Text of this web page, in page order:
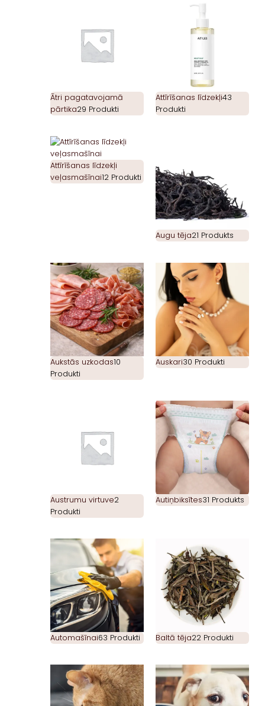
Ātri pagatavojamā
pārtika29 Produkti
Attīrīšanas līdzekļi43
Produkti
Attīrīšanas līdzekļi
veļasmašīnai12 Produkti
Augu tēja21 Produkts
Aukstās uzkodas10
Produkti
Auskari30 Produkti
Austrumu virtuve2
Produkti
Autiņbiksītes31 Produkts
Automašīnai63 Produkti Baltā tēja22 Produkti